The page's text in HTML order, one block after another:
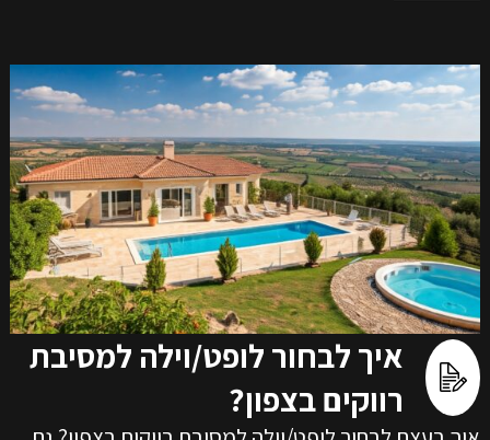
איך לבחור לופט/וילה למסיבת
רווקים בצפון?